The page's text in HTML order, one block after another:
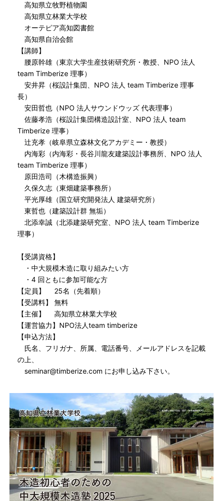
高知県立牧野植物園
高知県立林業大学校
オーテピア高知図書館
高知県自治会館
【講師】
腰原幹雄（東京大学生産技術研究所・教授、NPO 法人
team Timberize 理事）
安井昇（桜設計集団、NPO 法人 team Timberize 理事
長）
安田哲也（NPO 法人サウンドウッズ 代表理事）
佐藤孝浩（桜設計集団構造設計室、NPO 法人 team
Timberize 理事）
辻充孝（岐阜県立森林文化アカデミー・教授）
内海彩（内海彩・長谷川龍友建築設計事務所、NPO 法人
team Timberize 理事）
原田浩司（木構造振興）
久保久志（東畑建築事務所）
平光厚雄（国立研究開発法人 建築研究所）
東哲也（建築設計群 無垢）
北添幸誠（北添建築研究室、NPO 法人 team Timberize
理事）
【受講資格】
・中大規模木造に取り組みたい方
・4 回ともに参加可能な方
【定員】 25名（先着順）
【受講料】 無料
【主催】 高知県立林業大学校
【運営協力】NPO法人team timberize
【申込方法】
氏名、フリガナ、所属、電話番号、メールアドレスを記載
の上、
seminar@timberize.com にお申し込み下さい。